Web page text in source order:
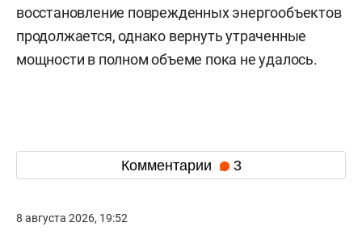
восстановление поврежденных энергообъектов
продолжается, однако вернуть утраченные
мощности в полном объеме пока не удалось.
Комментарии 3
8 августа 2026, 19:52